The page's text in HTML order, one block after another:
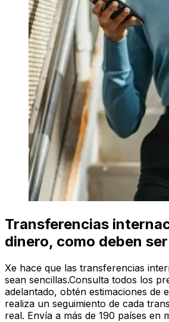
Transferencias
dinero, como deben ser
Xe hace que las transferencias
sean sencillas.Consulta todos los
adelantado, obtén estimaciones de
realiza un seguimiento de cada
real. Envía a más de 190 países en